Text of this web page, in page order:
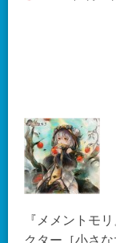
『メメントモ